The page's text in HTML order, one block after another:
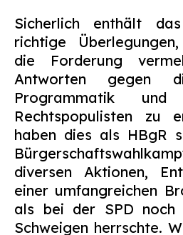
Sicherlich enthält
richtige
die Forderung
Antworten gegen
Programmatik
Rechtspopulisten zu
haben dies als HBgR
diversen Aktionen,
einer umfangreichen
als bei der SPD noch
Schweigen herrschte.